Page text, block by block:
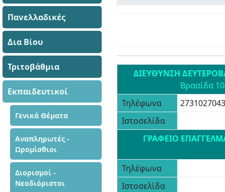
Πανελλαδικές
Δια Βίου
Τριτοβάθμια
Εκπαιδευτικοί
Γενικά Θέματα
Αναπληρωτές -
Ωρομίσθιοι
Διορισμοί -
Νεοδιόριστοι
ΔΙΕΥΘΥΝΣΗ
Βρασίδα
Τηλέφωνα
Ιστοσελίδα
ΓΡΑΦΕΙΟ
Τηλέφωνα
Ιστοσελίδα